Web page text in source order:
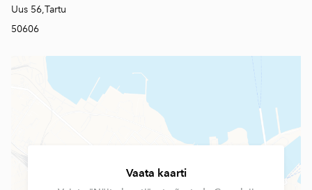
Uus 56,Tartu
50606
Vaata kaarti